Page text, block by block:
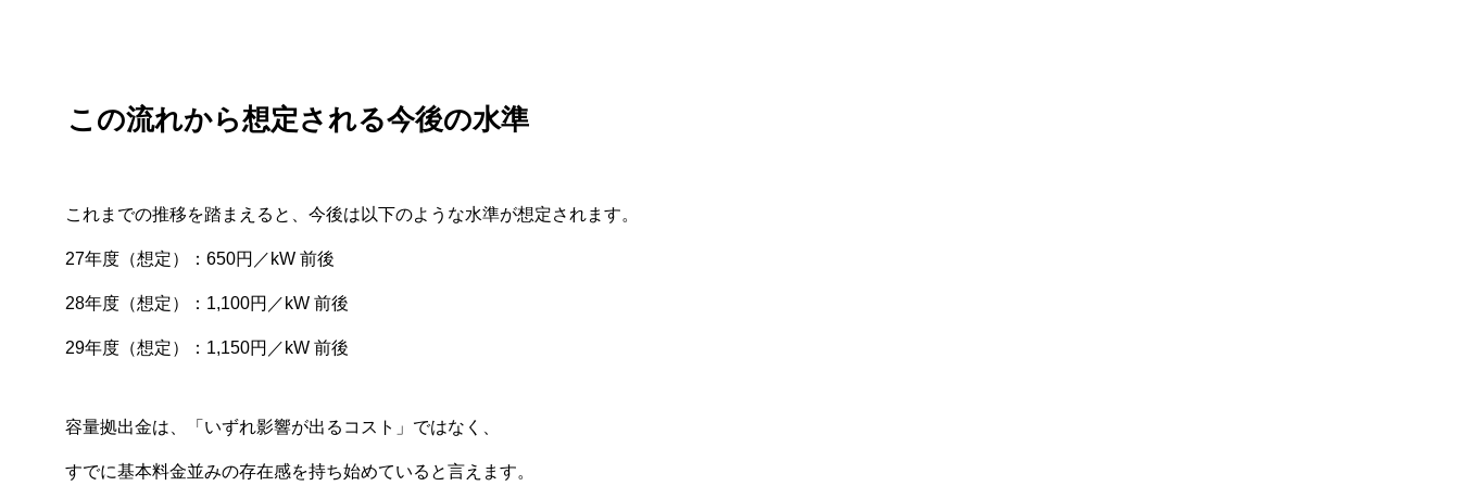
この流れから想定される今後の水準
これまでの推移を踏まえると、今後は以下のような水準が想定されます。
27年度（想定）：650円／kW 前後
28年度（想定）：1,100円／kW 前後
29年度（想定）：1,150円／kW 前後
容量拠出金は、「いずれ影響が出るコスト」ではなく、
すでに基本料金並みの存在感を持ち始めていると言えます。